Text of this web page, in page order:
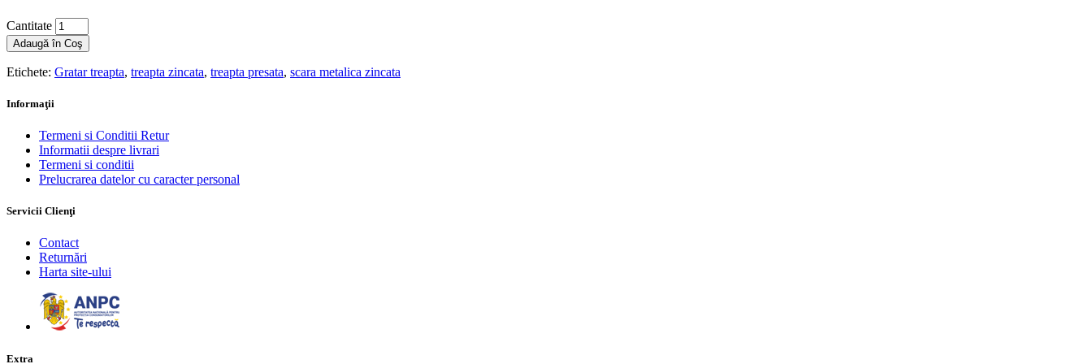
Cantitate
Adaugă în Coş
Etichete: Gratar treapta, treapta zincata, treapta presata, scara metalica zincata
Informaţii
Termeni si Conditii Retur
Informatii despre livrari
Termeni si conditii
Prelucrarea datelor cu caracter personal
Servicii Clienţi
Contact
Returnări
Harta site-ului
Extra